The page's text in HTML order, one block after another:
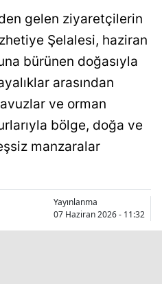
Artvin
Aydın
Bingöl
Bolu
Burdur
gelen ziyaretçilerin
Şelalesi, haziran
bürünen doğasıyla
arasından
ve orman
bölge, doğa ve
manzaralar
Yayınlanma
07 Haziran 2026 - 11:32